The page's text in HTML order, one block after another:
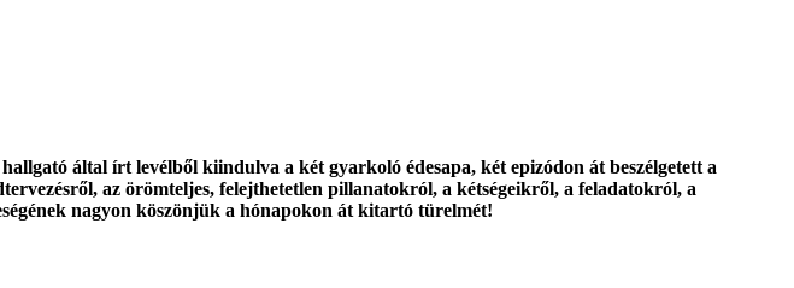
által írt levélből kiindulva a két gyarkoló édesapa, két epizódon át beszélgetett a
az örömteljes, felejthetetlen pillanatokról, a kétségeikről, a feladatokról, a
nagyon köszönjük a hónapokon át kitartó türelmét!